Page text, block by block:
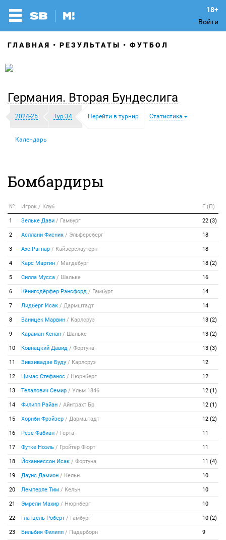
Войти
ГЛАВНАЯ РЕЗУЛЬТАТЫ ФУТБОЛ
Германия. Вторая Бундеслига
2024-25 Тур 34 Перейти в турнир Статистика
Календарь
Бомбардиры
№ Игрок / Клуб Г (П)
1 Зельке Дави / Гамбург 22 (3)
2 Асллани Фисник / Эльферсберг 18
3 Ахе Рагнар / Кайзерслаутерн 18
4 Карс Мартин / Магдебург 18 (2)
5 Силла Мусса / Шальке 16
6 Кёнигсдёрфер Рэнсфорд / Гамбург 14
7 Лидберг Исак / Дармштадт 14
8 Ваницек Марвин / Карлсруэ 13 (2)
9 Караман Кенан / Шальке 13 (2)
10 Ковнацкий Давид / Фортуна 13 (3)
11 Зивзивадзе Буду / Карлсруэ 12
12 Цимас Стефанос / Нюрнберг 12
13 Телалович Семир / Ульм 1846 12 (1)
14 Филипп Райан / Айнтрахт Бр 12 (1)
15 Хорнби Фрэйзер / Дармштадт 12 (2)
16 Резе Фабиан / Герта 11
17 Футке Ноэль / Гройтер Фюрт 11
18 Йоханнессон Исак / Фортуна 11 (4)
19 Даунс Дэмион / Кельн 10
20 Лемперле Тим / Кельн 10
21 Эмрели Махир / Нюрнберг 10
22 Глатцель Роберт / Гамбург 10 (2)
23 Бильбия Филипп / Падерборн 9